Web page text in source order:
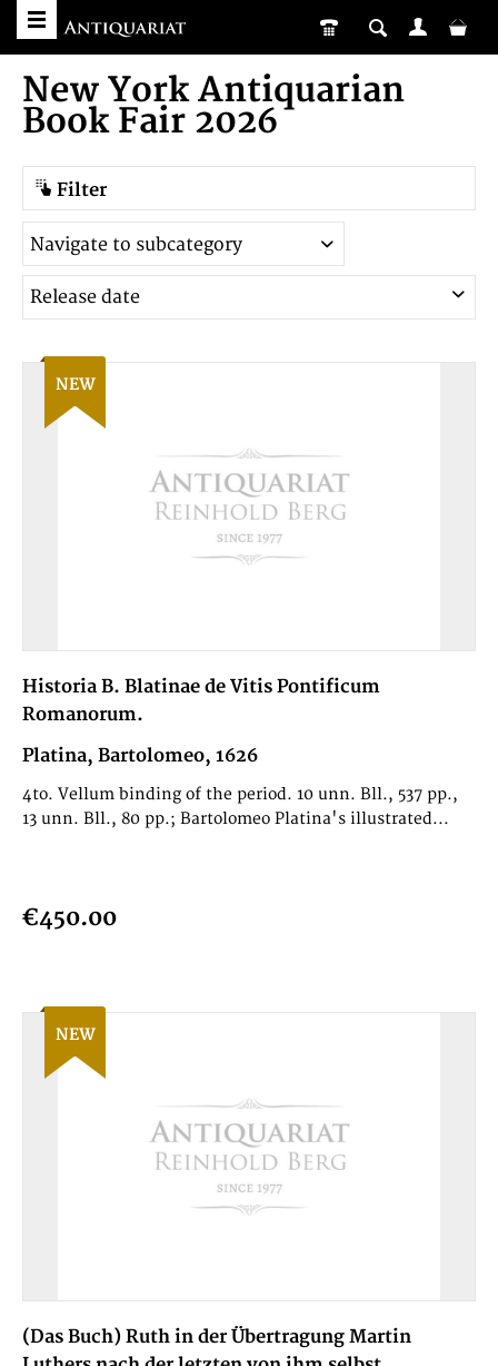
New York Antiquarian
Book Fair 2026
Filter
NEW
Historia B. Blatinae de Vitis Pontificum
Romanorum.
Platina, Bartolomeo, 1626
4to. Vellum binding of the period. 10 unn. Bll., 537 pp.,
13 unn. Bll., 80 pp.; Bartolomeo Platina's illustrated...
€450.00
NEW
(Das Buch) Ruth in der Übertragung Martin